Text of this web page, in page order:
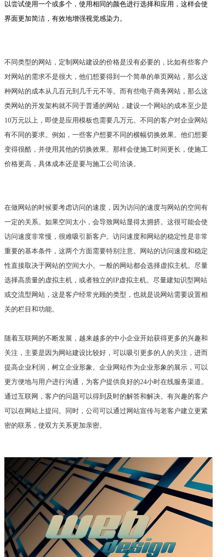
以尝试使用一个或多个，使用相同的颜色进行选择和应用，这样会使
界面更加简洁，有效地增强视觉感染力。
不同类型的网站，定制网站建设的价格是没有必要的，比如有些客户
对网站的需求不是很大，他们想要得到一个简单的单页网站，那么这
种网站的成本从几百元到几千元不等。而有些电子商务网站，那么这
类网站的开发架构就不同于普通的网站，建设一个网站的成本至少是
10万元以上，即使是应用模板也需要几万元。不同的客户对企业网站
有不同的要求。例如，一些客户想要不同的横幅切换效果。他们想要
变得很酷，并使用其他的切换效果。那样会使施工时间更长，使施工
价格更高，具体成本还是要与施工公司洽谈。
在做网站的时候要考虑访问的速度，因为访问的速度与网站的空间有
一定的关系。如果空间太小，会导致网站显得太拥挤。这很可能会使
访问速度非常慢，很难吸引新客户。访问速度和网站的稳定性是非常
重要的基本条件，这两个方面需要特别注意。网站的访问速度和稳定
性直接取决于网站的空间大小。一般的网站都会选择虚拟主机。尽量
选择高质量的虚拟主机，或者独立的IP虚拟主机。尽量建知识型网站
或交流型网站，这是客户经常光顾的类型，也就是说网站需要设置相
关的栏目和功能。
随着互联网的不断发展，越来越多的中小企业开始获得更多的兴趣和
关注，主要是因为网站建设比较好，可以吸引更多的人的关注，进而
提高企业利润，树立企业形象。企业网站作为企业形象的展示，可以
更方便地与用户进行沟通，为客户提供良好的24小时在线服务渠道。
通过互联网，客户的问题可以得到及时的解答和解决。有兴趣的客户
可以在网站上提问。同时，公司可以通过网站宣传与老客户建立更紧
密的联系，使双方关系更加亲密。